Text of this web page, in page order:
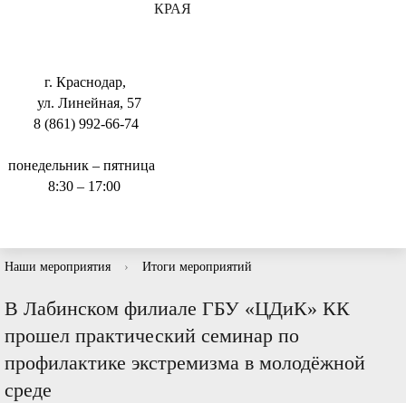
КРАЯ
г. Краснодар,
ул. Линейная, 57
8 (861) 992-66-74
понедельник – пятница
8:30 – 17:00
Наши мероприятия › Итоги мероприятий
В Лабинском филиале ГБУ «ЦДиК» КК
прошел практический семинар по
профилактике экстремизма в молодёжной
среде